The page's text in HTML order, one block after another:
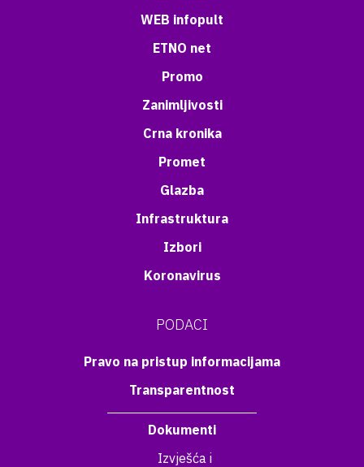
WEB infopult
ETNO net
Promo
Zanimljivosti
Crna kronika
Promet
Glazba
Infrastruktura
Izbori
Koronavirus
PODACI
Pravo na pristup informacijama
Transparentnost
Dokumenti
Izvješća i